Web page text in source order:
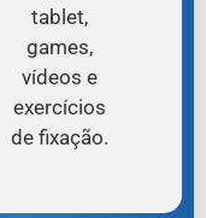
tablet,
games,
vídeos e
exercícios
de fixação.